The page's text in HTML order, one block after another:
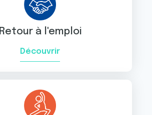
Retour à l'emploi
Découvrir